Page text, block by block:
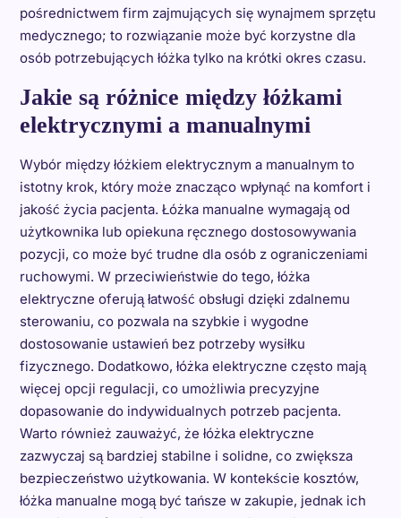
pośrednictwem firm zajmujących się wynajmem sprzętu
medycznego; to rozwiązanie może być korzystne dla
osób potrzebujących łóżka tylko na krótki okres czasu.
Jakie są różnice między łóżkami
elektrycznymi a manualnymi
Wybór między łóżkiem elektrycznym a manualnym to
istotny krok, który może znacząco wpłynąć na komfort i
jakość życia pacjenta. Łóżka manualne wymagają od
użytkownika lub opiekuna ręcznego dostosowywania
pozycji, co może być trudne dla osób z ograniczeniami
ruchowymi. W przeciwieństwie do tego, łóżka
elektryczne oferują łatwość obsługi dzięki zdalnemu
sterowaniu, co pozwala na szybkie i wygodne
dostosowanie ustawień bez potrzeby wysiłku
fizycznego. Dodatkowo, łóżka elektryczne często mają
więcej opcji regulacji, co umożliwia precyzyjne
dopasowanie do indywidualnych potrzeb pacjenta.
Warto również zauważyć, że łóżka elektryczne
zazwyczaj są bardziej stabilne i solidne, co zwiększa
bezpieczeństwo użytkowania. W kontekście kosztów,
łóżka manualne mogą być tańsze w zakupie, jednak ich